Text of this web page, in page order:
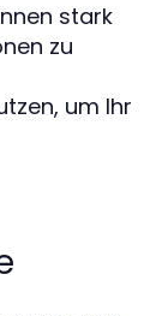
stark
zu
um Ihr